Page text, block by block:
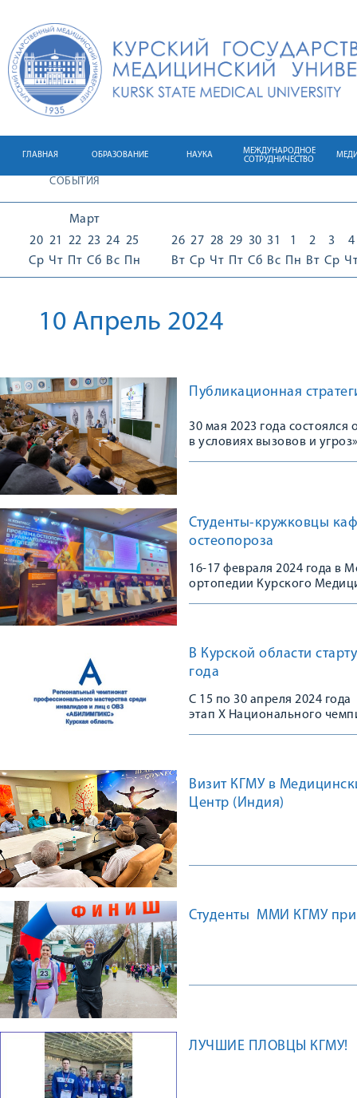
ГЛАВНАЯ ОБРАЗОВАНИЕ НАУКА
МЕЖДУНАРОДНОЕ
СОТРУДНИЧЕСТВО
СОБЫТИЯ
Март
20
Ср
21
Чт
22
Пт
23
Сб
24
Вс
25
Пн
26
Вт
27
Ср
28
Чт
29
Пт
30
Сб
31
Вс
1
Пн
2
Вт
3
Ср
4
10 Апрель 2024
Публикационная
30 мая 2023 года
в условиях вызовов и
Студенты-кружковцы
остеопороза
16-17 февраля 2024 года в
ортопедии Курского
В Курской области
года
С 15 по 30 апреля 2024
этап X Национального
Визит КГМУ в
Центр (Индия)
Студенты ММИ КГМУ
ЛУЧШИЕ ПЛОВЦЫ КГМУ!